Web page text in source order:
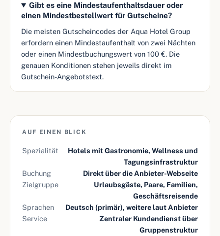
Gibt es eine Mindestaufenthaltsdauer oder
einen Mindestbestellwert für Gutscheine?
Die meisten Gutscheincodes der Aqua Hotel Group
erfordern einen Mindestaufenthalt von zwei Nächten
oder einen Mindestbuchungswert von 100 €. Die
genauen Konditionen stehen jeweils direkt im
Gutschein-Angebotstext.
AUF EINEN BLICK
Spezialität
Hotels mit Gastronomie, Wellness und
Tagungsinfrastruktur
Buchung
Direkt über die Anbieter-Webseite
Zielgruppe
Urlaubsgäste, Paare, Familien,
Geschäftsreisende
Sprachen
Deutsch (primär), weitere laut Anbieter
Service
Zentraler Kundendienst über
Gruppenstruktur